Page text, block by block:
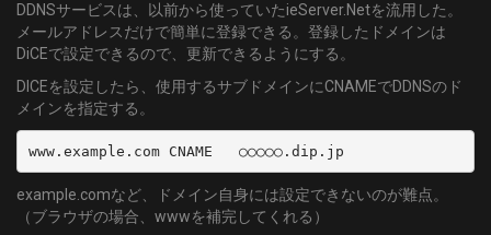
DDNSサービスは、以前から使っていたieServer.Netを流用した。
メールアドレスだけで簡単に登録できる。登録したドメインは
DiCEで設定できるので、更新できるようにする。
DICEを設定したら、使用するサブドメインにCNAMEでDDNSのド
メインを指定する。
www.example.com	CNAME	○○○○○.dip.jp
example.comなど、ドメイン自身には設定できないのが難点。
（ブラウザの場合、wwwを補完してくれる）